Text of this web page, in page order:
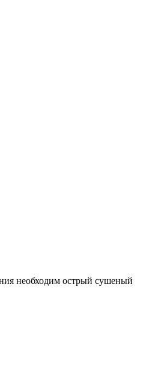
необходим острый сушеный